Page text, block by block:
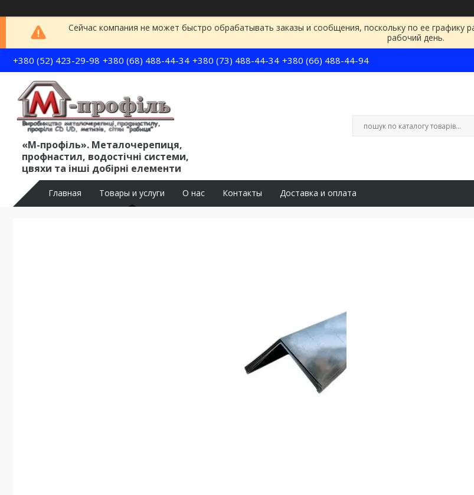
Сейчас компания не может быстро обрабатывать заказы и сообщения, поскольку по ее
рабочий день.
+380 (52) 423-29-98 +380 (68) 488-44-34 +380 (73) 488-44-34 +380 (66) 488-44-94
«М-профіль». Металочерепиця,
профнастил, водостічні системи,
цвяхи та інші добірні елементи
Главная Товары и услуги О нас Контакты Доставка и оплата